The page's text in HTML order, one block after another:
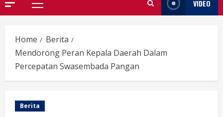
Primary
VIDEO
Home
Berita
Mendorong Peran Kepala Daerah Dalam
Percepatan Swasembada Pangan
Berita